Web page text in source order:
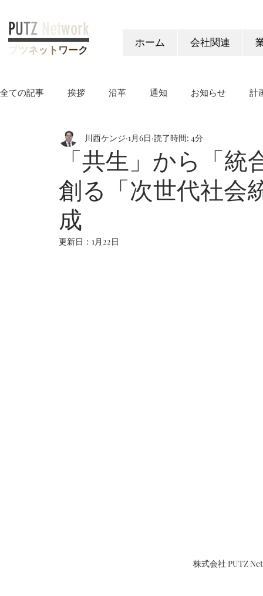
ホーム 会社関連
PUTZ Network
プツネ ッ ト ワーク
全ての記事 挨拶 沿革 通知 お知らせ 計
ヤングケアラー制度
「共生」から「
創る「次世代社会
成
川西ケンジ 1月6日 読了時間: 4分
更新日： 1月22日
株式会社 PUTZ